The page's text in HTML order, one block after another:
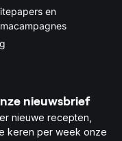
en
nieuwsbrief
nieuwe recepten,
keren per week onze